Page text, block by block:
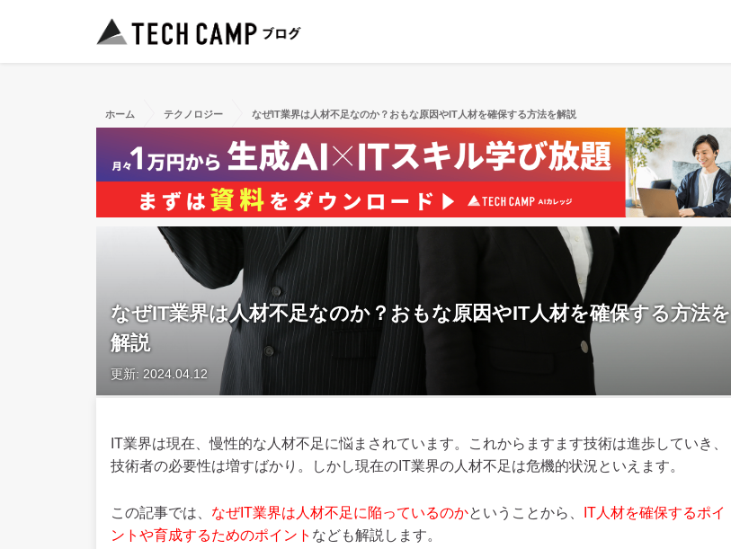
ホーム テクノロジー なぜIT業界は人材不足なのか？おもな原因やIT人材を確保する方法を解説
なぜIT業界は人材不足なのか？おもな原因やIT人材を確保する方法を
解説
更新: 2024.04.12
IT業界は現在、慢性的な人材不足に悩まされています。これからますます技術は進歩していき、
技術者の必要性は増すばかり。しかし現在のIT業界の人材不足は危機的状況といえます。
この記事では、 なぜIT業界は人材不足に陥っているのかということから、
IT人材を確保するポイ
ントや育成するためのポイント なども解説します。